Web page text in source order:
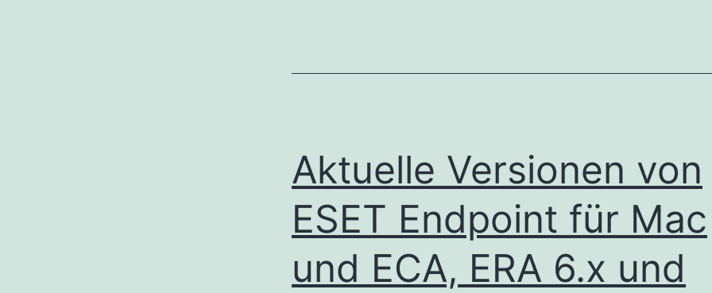
mit
MDM
arbeiten
zu
können
Aktuelle Versionen von
ESET Endpoint für Mac
und ECA, ERA 6.x und